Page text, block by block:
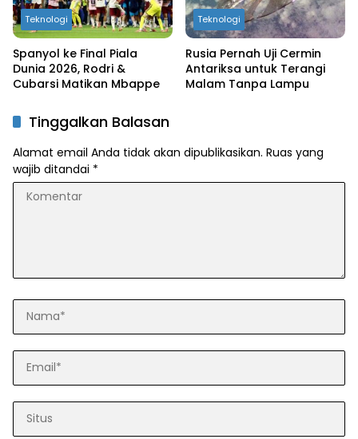
Teknologi
Spanyol ke Final Piala
Dunia 2026, Rodri &
Cubarsi Matikan Mbappe
Teknologi
Rusia Pernah Uji Cermin
Antariksa untuk Terangi
Malam Tanpa Lampu
Tinggalkan Balasan
Alamat email Anda tidak akan dipublikasikan. Ruas yang
wajib ditandai *